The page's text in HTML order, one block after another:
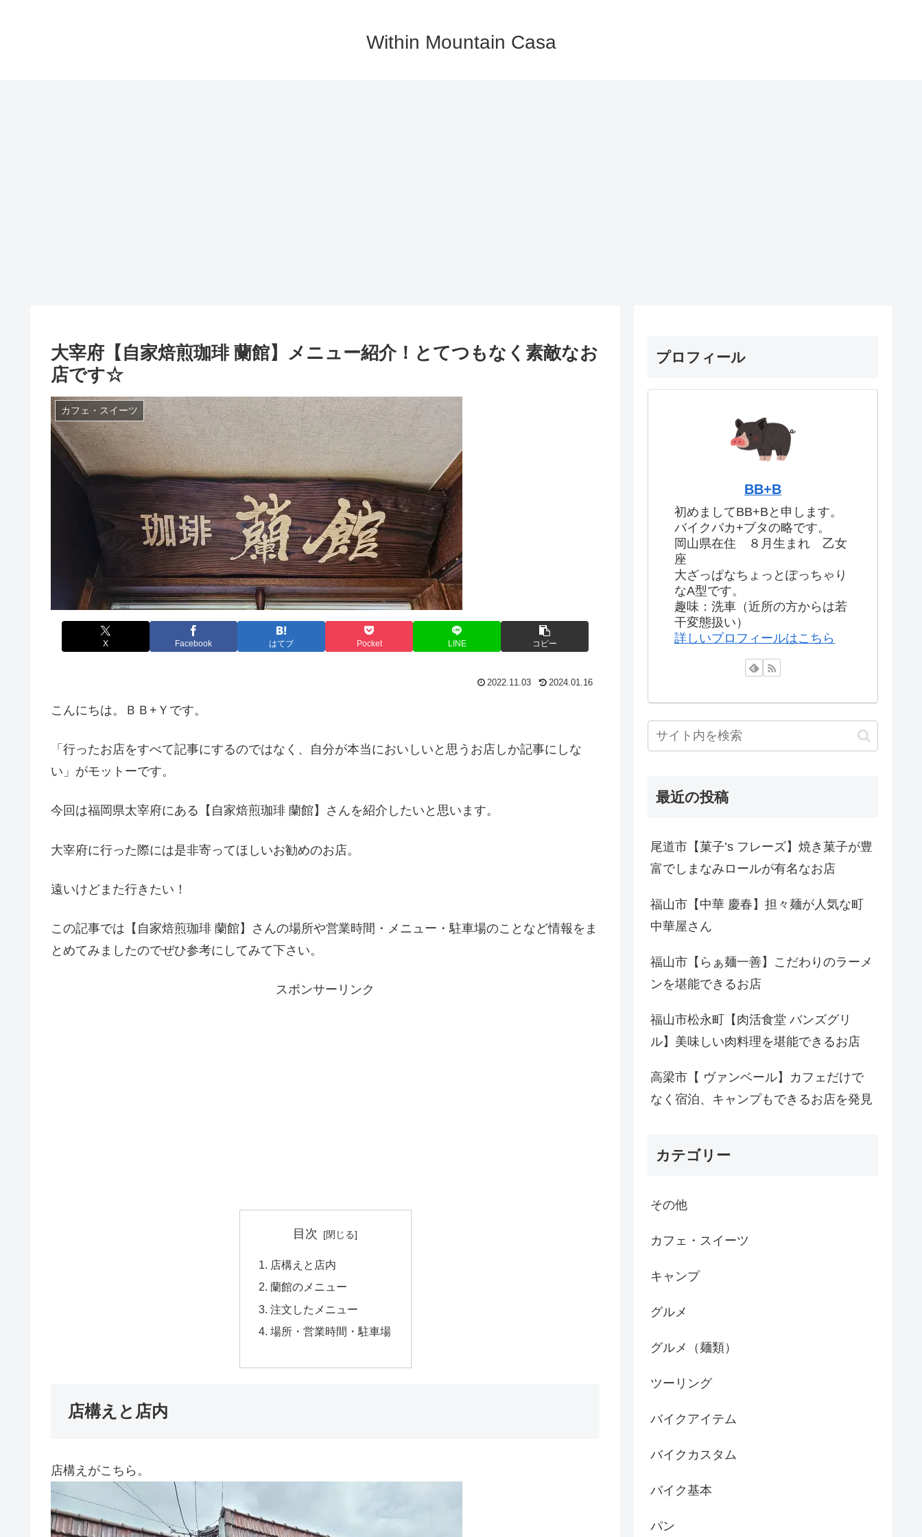
Within Mountain Casa
大宰府【自家焙煎珈琲 蘭館】メニュー紹介！とてつもなく素敵なお
店です☆
カフェ・スイーツ
X Facebook はてブ Pocket LINE コピー
2022.11.03 2024.01.16
こんにちは。ＢＢ+Ｙです。
「行ったお店をすべて記事にするのではなく、自分が本当においしいと思うお店しか記事にしな
い」がモットーです。
今回は福岡県太宰府にある【自家焙煎珈琲 蘭館】さんを紹介したいと思います。
大宰府に行った際には是非寄ってほしいお勧めのお店。
遠いけどまた行きたい！
この記事では【自家焙煎珈琲 蘭館】さんの場所や営業時間・メニュー・駐車場のことなど情報をま
とめてみましたのでぜひ参考にしてみて下さい。
スポンサーリンク
目次
店構えと店内
蘭館のメニュー
注文したメニュー
場所・営業時間・駐車場
店構えと店内
店構えがこちら。
プロフィール
BB+B
初めましてBB+Bと申します。
バイクバカ+ブタの略です。
岡山県在住 ８月生まれ 乙女
座
大ざっぱなちょっとぽっちゃり
なA型です。
趣味：洗車（近所の方からは若
干変態扱い）
詳しいプロフィールはこちら
最近の投稿
尾道市【菓子’s フレーズ】焼き菓子が豊
富でしまなみロールが有名なお店
福山市【中華 慶春】担々麺が人気な町
中華屋さん
福山市【らぁ麺一善】こだわりのラーメ
ンを堪能できるお店
福山市松永町【肉活食堂 バンズグリ
ル】美味しい肉料理を堪能できるお店
高梁市【 ヴァンベール】カフェだけで
なく宿泊、キャンプもできるお店を発見
カテゴリー
その他
カフェ・スイーツ
キャンプ
グルメ
グルメ（麺類）
ツーリング
バイクアイテム
バイクカスタム
バイク基本
パン